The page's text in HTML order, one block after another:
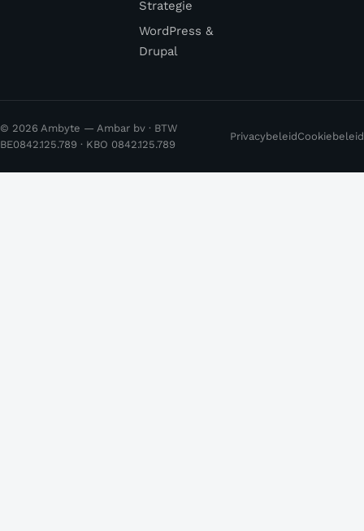
Strategie
WordPress &
Drupal
© 2026 Ambyte — Ambar bv · BTW
BE0842.125.789 · KBO 0842.125.789
PrivacybeleidCookiebeleid